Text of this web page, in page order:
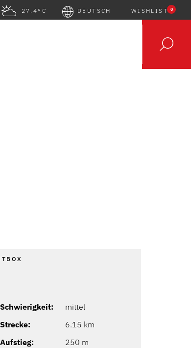
27.4°C DEUTSCH WISHLIST 0
Schwierigkeit:
mittel
Strecke:
6.15 km
Aufstieg:
250 m